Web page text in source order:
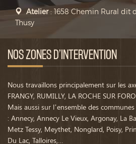
Atelier: 1658 Chemin Rural dit
Thusy
NOS ZONES D’INTERVENTION
Nous travaillons principalement sur les
FRANGY, RUMILLY, LA ROCHE SUR
Mais aussi sur l’ensemble des
: Annecy, Annecy Le Vieux, Argonay, La
Metz Tessy, Meythet, Nonglard, Poisy,
Du Lac, Talloires,…